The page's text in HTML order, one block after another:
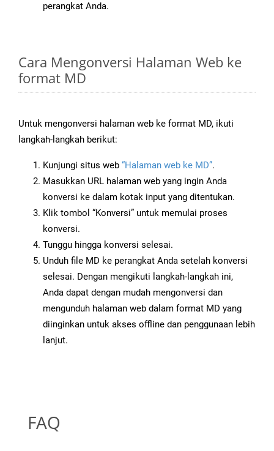
perangkat Anda.
Cara Mengonversi Halaman Web ke
format MD
Untuk mengonversi halaman web ke format MD, ikuti
langkah-langkah berikut:
Kunjungi situs web “Halaman web ke MD”.
Masukkan URL halaman web yang ingin Anda
konversi ke dalam kotak input yang ditentukan.
Klik tombol “Konversi” untuk memulai proses
konversi.
Tunggu hingga konversi selesai.
Unduh file MD ke perangkat Anda setelah konversi
selesai. Dengan mengikuti langkah-langkah ini,
Anda dapat dengan mudah mengonversi dan
mengunduh halaman web dalam format MD yang
diinginkan untuk akses offline dan penggunaan lebih
lanjut.
FAQ